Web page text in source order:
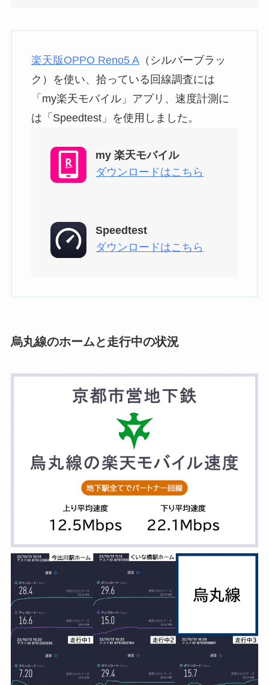
楽天版OPPO Reno5 A （シルバーブラッ
ク）を使い、拾っている回線調査には
「my楽天モバイル」アプリ、速度計測に
は「Speedtest」を使用しました。
my 楽天モバイル
ダウンロードはこちら
Speedtest
ダウンロードはこちら
烏丸線のホームと走行中の状況